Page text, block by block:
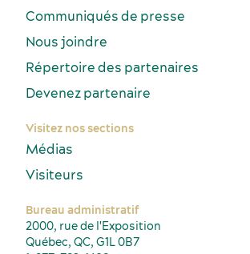
Communiqués de presse
Nous joindre
Répertoire des partenaires
Devenez partenaire
Visitez nos sections
Médias
Visiteurs
Bureau administratif
2000, rue de l'Exposition
Québec, QC, G1L 0B7